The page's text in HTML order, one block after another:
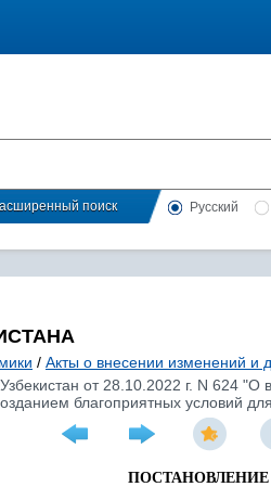
поиск Русский
/ Акты о внесении изменений и
от 28.10.2022 г. N 624
благоприятных условий
ПОСТАНОВЛЕНИЕ